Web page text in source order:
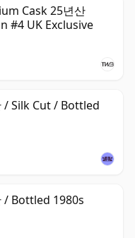
Cask 25년산
#4 UK Exclusive
/ Silk Cut / Bottled
/ Bottled 1980s